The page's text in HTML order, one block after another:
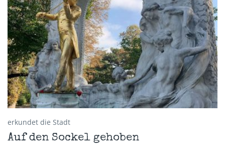
erkundet die Stadt
Auf den Sockel gehoben